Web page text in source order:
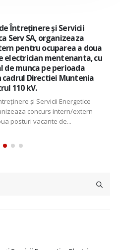
Întreţinere şi Servicii
Serv SA, organizeaza
pentru ocuparea a doua
electrician mentenanta, cu
munca pe perioada
Directiei Muntenia
110 kV.
şi Servicii Energetice
concurs intern/extern
posturi vacante de...